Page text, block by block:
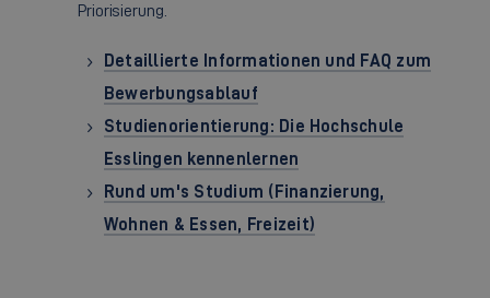
Priorisierung.
Detaillierte Informationen und FAQ zum
Bewerbungsablauf
Studienorientierung: Die Hochschule
Esslingen kennenlernen
Rund um's Studium (Finanzierung,
Wohnen & Essen, Freizeit)